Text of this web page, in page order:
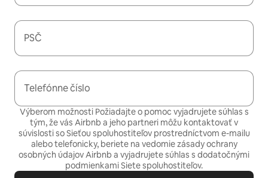
PSČ
Telefónne číslo
Výberom možnosti Požiadajte o pomoc vyjadrujete súhlas s
tým, že vás Airbnb a jeho partneri môžu kontaktovať v
súvislosti so Sieťou spoluhostiteľov prostredníctvom e-mailu
alebo telefonicky, beriete na vedomiezásady ochrany
osobných údajovAirbnb a vyjadrujete súhlas s dodatočnými
podmienkami Siete spoluhostiteľov.